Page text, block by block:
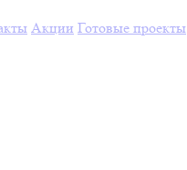
Акции Готовые проекты